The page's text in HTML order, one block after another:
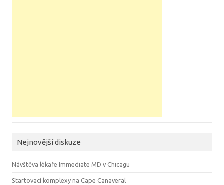
Nejnovější diskuze
Návštěva lékaře Immediate MD v Chicagu
Startovací komplexy na Cape Canaveral